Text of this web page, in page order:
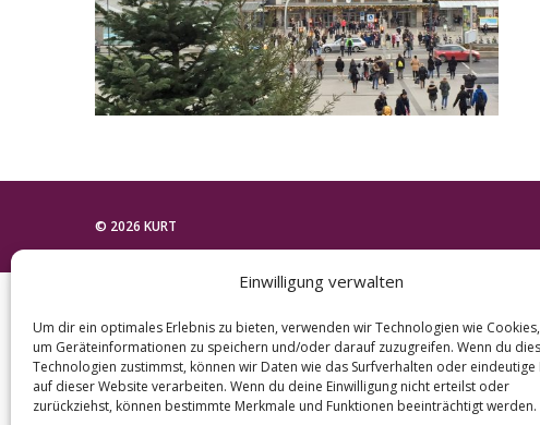
Einwilligung verwalten
Um dir ein optimales Erlebnis zu bieten, verwenden wir Technologien wie Cookies,
um Geräteinformationen zu speichern und/oder darauf zuzugreifen. Wenn du
Technologien zustimmst, können wir Daten wie das Surfverhalten oder eindeutige
auf dieser Website verarbeiten. Wenn du deine Einwilligung nicht erteilst oder
zurückziehst, können bestimmte Merkmale und Funktionen beeinträchtigt werden.
© 2026 KURT
c
h
f
o